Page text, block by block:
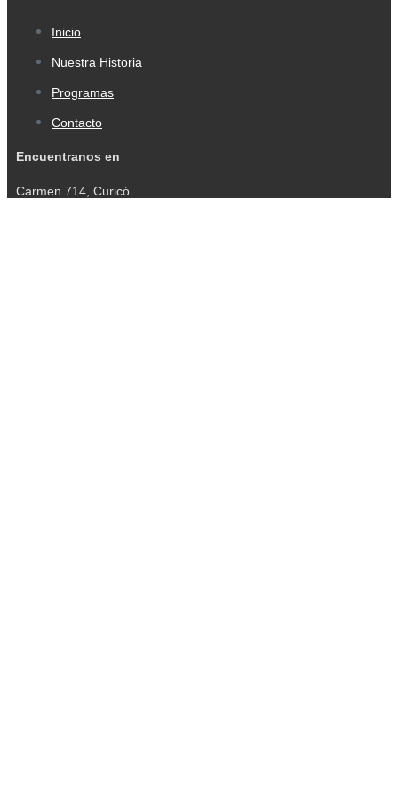
Inicio
Nuestra Historia
Programas
Contacto
Encuentranos en
Carmen 714, Curicó